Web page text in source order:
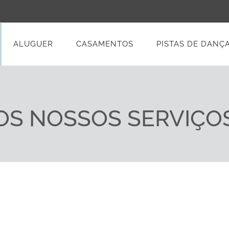
ALUGUER CASAMENTOS PISTAS DE
NOSSOS